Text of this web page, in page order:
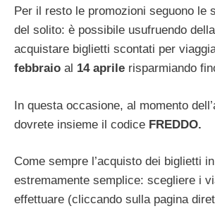
Per il resto le promozioni seguono le
del solito: è possibile usufruendo
acquistare biglietti scontati per
febbraio al 14 aprile risparmiando
In questa occasione, al momento
dovrete insieme il codice FREDDO.
Come sempre l’acquisto dei biglietti
estremamente semplice: scegliere i
effettuare (cliccando sulla pagina